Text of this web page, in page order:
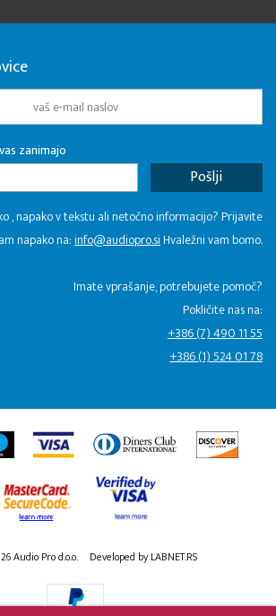
zanimajo
, napako v tekstu ali netočno informacijo? Prijavite
napako na:info@audiopro.siHvaležni vam bomo.
Imate vprašanje, potrebujete pomoč?
Pokličite nas na:
+386 (7) 490 11 55
+386 (1) 524 01 78
Audio Pro d.o.o. Developed by LABNET.RS